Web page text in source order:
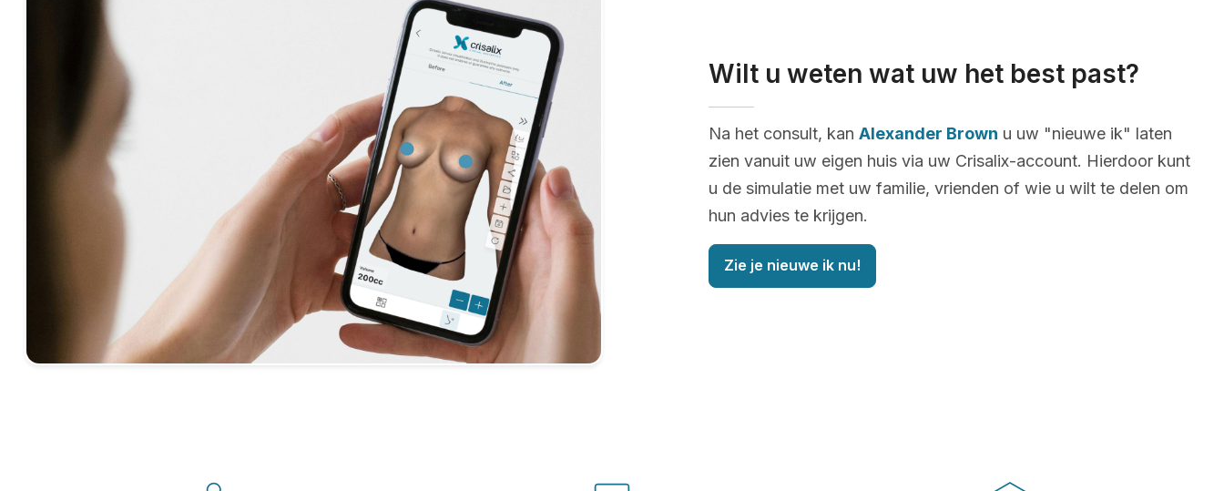
Wilt u weten wat uw het best past?
Na het consult, kan Alexander Brown u uw "nieuwe ik" laten
zien vanuit uw eigen huis via uw Crisalix-account. Hierdoor kunt
u de simulatie met uw familie, vrienden of wie u wilt te delen om
hun advies te krijgen.
Zie je nieuwe ik nu!